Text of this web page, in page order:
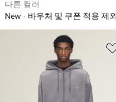
다른 컬러
New
바우처 및 쿠폰 적용 제외